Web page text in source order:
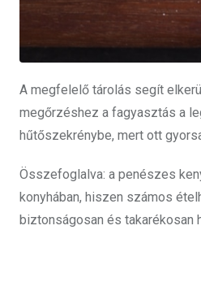
A megfelelő tárolás segít
megőrzéshez a fagyasztás a
hűtőszekrénybe, mert ott
Összefoglalva: a penészes
konyhában, hiszen számos
biztonságosan és takarékosan